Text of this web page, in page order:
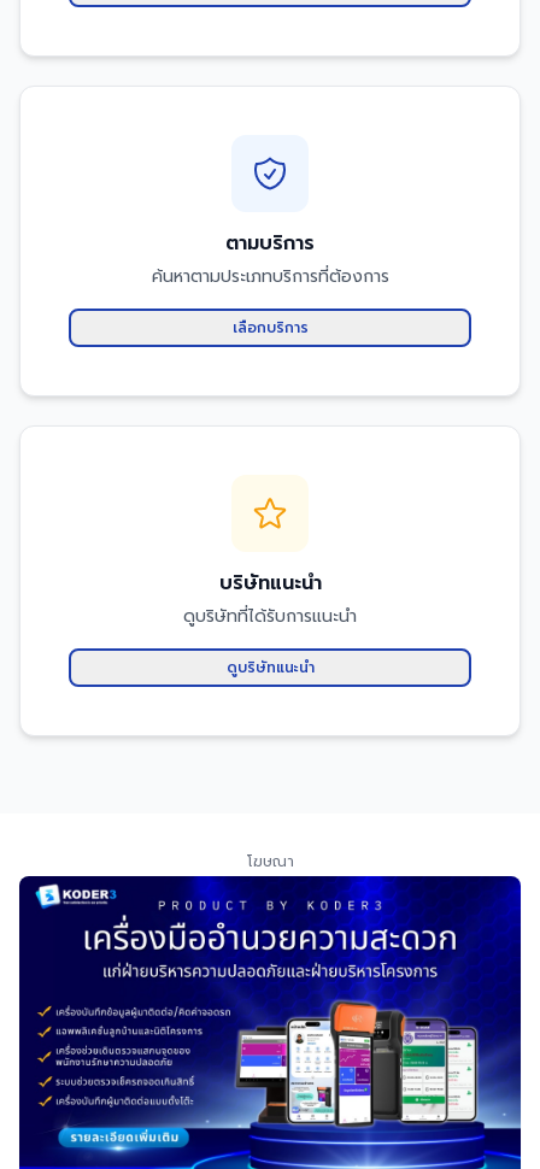
ตามบริการ
ค้นหาตามประเภทบริการที่ต้องการ
เลือกบริการ
บริษัทแนะนำ
ดูบริษัทที่ได้รับการแนะนำ
ดูบริษัทแนะนำ
โฆษณา